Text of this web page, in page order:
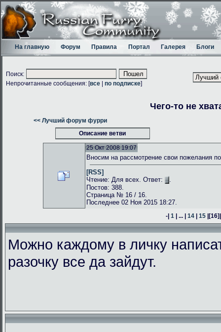
На главную Форум Правила Портал Галерея Блоги
Поиск:
Непрочитанные сообщения: [все по подписке]
Чего-то не
<< Лучший форум фурри
Описание ветви
25 Окт 2008 19:07
Вносим на рассмотрение свои пожелания
[RSS]
Чтение: Для всех. Ответ:
.
Постов: 388.
Страница № 16 / 16.
Последнее 02 Ноя 2015 18:27.
-| 1 | ... | 14 | 15 |[16]
Можно каждому в личку
разочку все да зайдут.